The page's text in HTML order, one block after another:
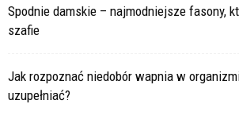
Spodnie damskie – najmodniejsze fasony,
szafie
Jak rozpoznać niedobór wapnia w
uzupełniać?